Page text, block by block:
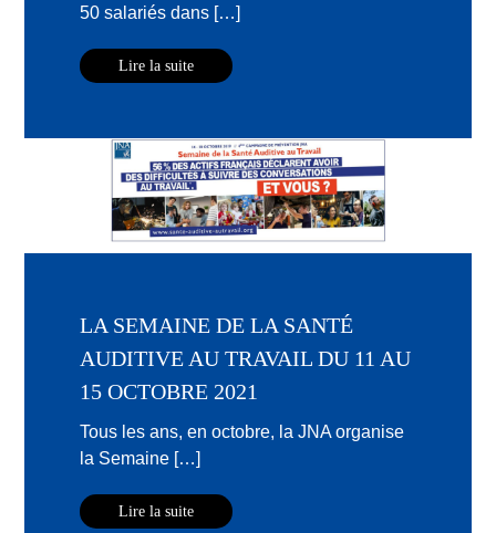
50 salariés dans […]
Lire la suite
LA SEMAINE DE LA SANTÉ
AUDITIVE AU TRAVAIL DU 11 AU
15 OCTOBRE 2021
Tous les ans, en octobre, la JNA organise
la Semaine […]
Lire la suite